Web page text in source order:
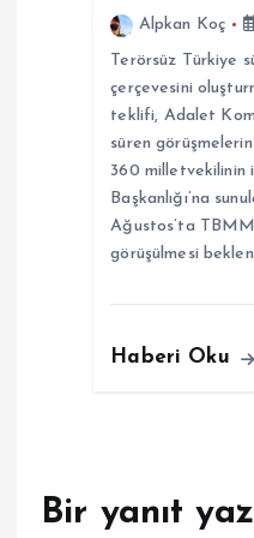
Alpkan Koç
Terörsüz Türkiye
çerçevesini
teklifi, Adalet
süren
360 milletvekilinin
Başkanlığı’na
Ağustos’ta
görüşülmesi
Haberi Oku
Bir yanıt